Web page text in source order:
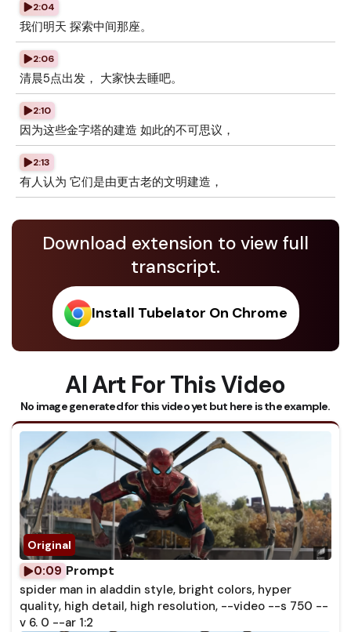
2:04
我们明天 探索中间那座。
2:06
清晨5点出发， 大家快去睡吧。
2:10
因为这些金字塔的建造 如此的不可思议，
2:13
有人认为 它们是由更古老的文明建造，
Download extension to view full
transcript.
Install Tubelator On Chrome
AI Art For This Video
No image generated for this video yet but here is the example.
0:09 Prompt
spider man in aladdin style, bright colors, hyper
quality, high detail, high resolution, --video --s 750 --
v 6. 0 --ar 1:2